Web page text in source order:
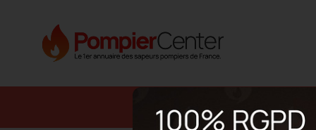
Annuaire SDIS Annuaire